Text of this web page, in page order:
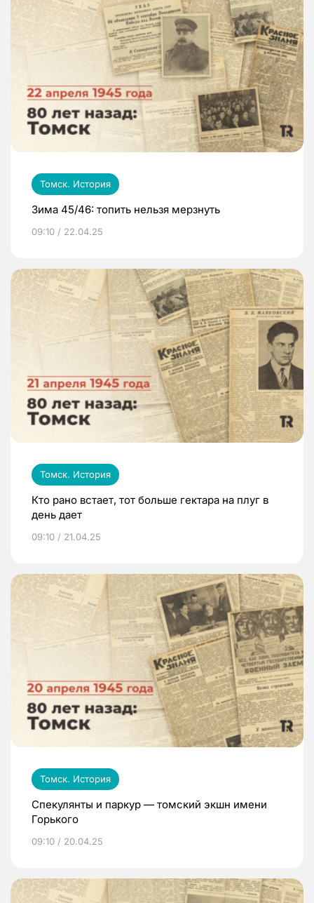
Томск. История
Зима 45/46: топить нельзя мерзнуть
09:10 / 22.04.25
Томск. История
Кто рано встает, тот больше гектара на плуг в
день дает
09:10 / 21.04.25
Томск. История
Спекулянты и паркур — томский экшн имени
Горького
09:10 / 20.04.25